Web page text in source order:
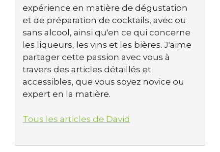
expérience en matière de dégustation
et de préparation de cocktails, avec ou
sans alcool, ainsi qu'en ce qui concerne
les liqueurs, les vins et les bières. J'aime
partager cette passion avec vous à
travers des articles détaillés et
accessibles, que vous soyez novice ou
expert en la matière.
Tous les articles de David